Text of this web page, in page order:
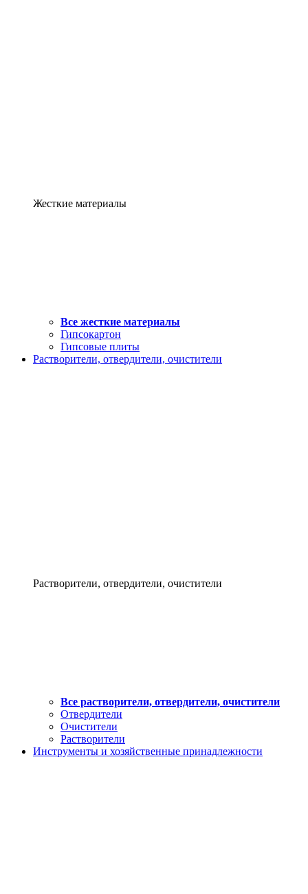
Жесткие материалы
Все жесткие материалы
Гипсокартон
Гипсовые плиты
Растворители, отвердители, очистители
Растворители, отвердители, очистители
Все растворители, отвердители, очистители
Отвердители
Очистители
Растворители
Инструменты и хозяйственные принадлежности